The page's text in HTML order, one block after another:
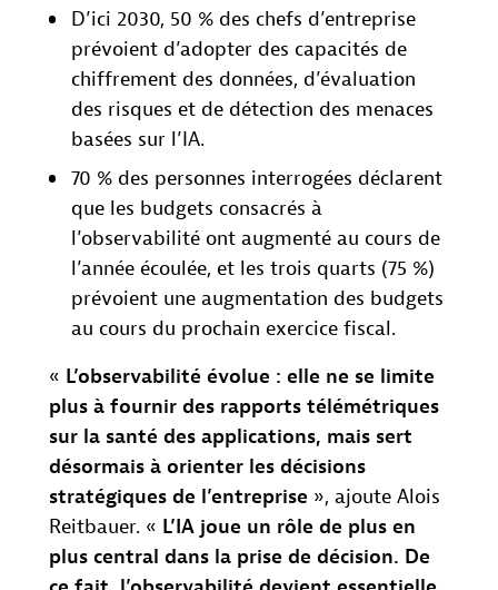
D’ici 2030, 50 % des chefs d’entreprise
prévoient d’adopter des capacités de
chiffrement des données, d’évaluation
des risques et de détection des menaces
basées sur l’IA.
70 % des personnes interrogées déclarent
que les budgets consacrés à
l’observabilité ont augmenté au cours de
l’année écoulée, et les trois quarts (75 %)
prévoient une augmentation des budgets
au cours du prochain exercice fiscal.
« L’observabilité évolue : elle ne se limite
plus à fournir des rapports télémétriques
sur la santé des applications, mais sert
désormais à orienter les décisions
stratégiques de l’entreprise », ajoute Alois
Reitbauer. « L’IA joue un rôle de plus en
plus central dans la prise de décision. De